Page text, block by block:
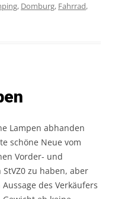
, Domburg, Fahrrad,
Lampen abhanden
schöne Neue vom
Vorder- und
zu haben, aber
des Verkäufers